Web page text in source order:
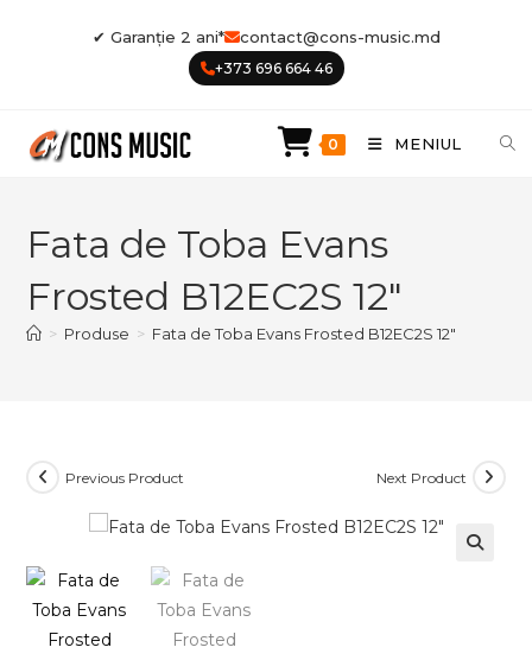
✔ Garanție 2 ani* contact@cons-music.md
+373 696 664 46
0 MENIUL
Fata de Toba Evans
Frosted B12EC2S 12″
> Produse > Fata de Toba Evans Frosted B12EC2S 12″
Previous Product Next Product